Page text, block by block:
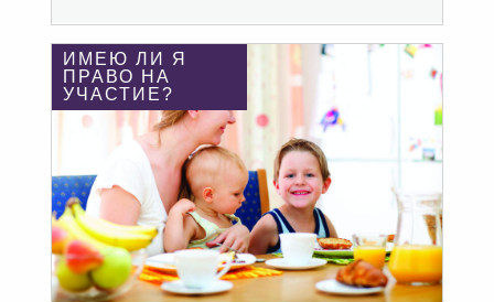
ИМЕЮ ЛИ Я
ПРАВО НА
УЧАСТИЕ?